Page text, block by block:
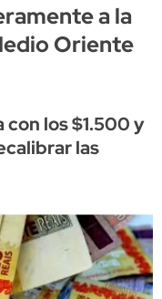
a la
Oriente
los $1.500 y
las